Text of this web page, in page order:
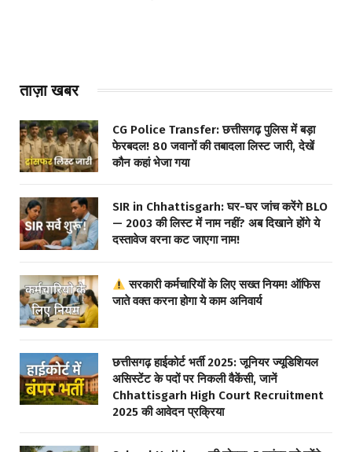
ताज़ा खबर
CG Police Transfer: छत्तीसगढ़ पुलिस में बड़ा
फेरबदल! 80 जवानों की तबादला लिस्ट जारी, देखें
कौन कहां भेजा गया
SIR in Chhattisgarh: घर-घर जांच करेंगे BLO
— 2003 की लिस्ट में नाम नहीं? अब दिखाने होंगे ये
दस्तावेज वरना कट जाएगा नाम!
सरकारी कर्मचारियों के लिए सख्त नियम! ऑफिस
जाते वक्त करना होगा ये काम अनिवार्य
छत्तीसगढ़ हाईकोर्ट भर्ती 2025: जूनियर ज्यूडिशियल
असिस्टेंट के पदों पर निकली वैकेंसी, जानें
Chhattisgarh High Court Recruitment
2025 की आवेदन प्रक्रिया